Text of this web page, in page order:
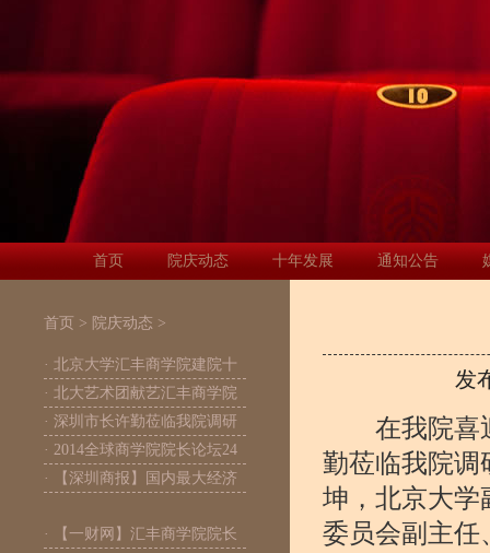
首页 院庆动态 十年发展 通知公告
首页 > 院庆动态 >
· 北京大学汇丰商学院建院十
· 北大艺术团献艺汇丰商学院
· 深圳市长许勤莅临我院调研
· 2014全球商学院院长论坛24
· 【深圳商报】国内最大经济
· 【一财网】汇丰商学院院长
发
在我院喜迎
勤莅临我院调
坤，北京大学
委员会副主任